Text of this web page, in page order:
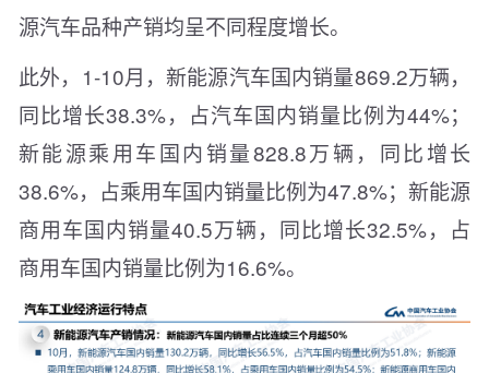
源汽车品种产销均呈不同程度增长。
此外，1-10月，新能源汽车国内销量869.2万辆，
同比增长38.3%，占汽车国内销量比例为44%；
新能源乘用车国内销量828.8万辆，同比增长
38.6%，占乘用车国内销量比例为47.8%；新能源
商用车国内销量40.5万辆，同比增长32.5%，占
商用车国内销量比例为16.6%。